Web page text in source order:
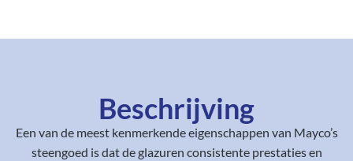
Beschrijving
Een van de meest kenmerkende eigenschappen van Mayco’s
steengoed is dat de glazuren consistente prestaties en